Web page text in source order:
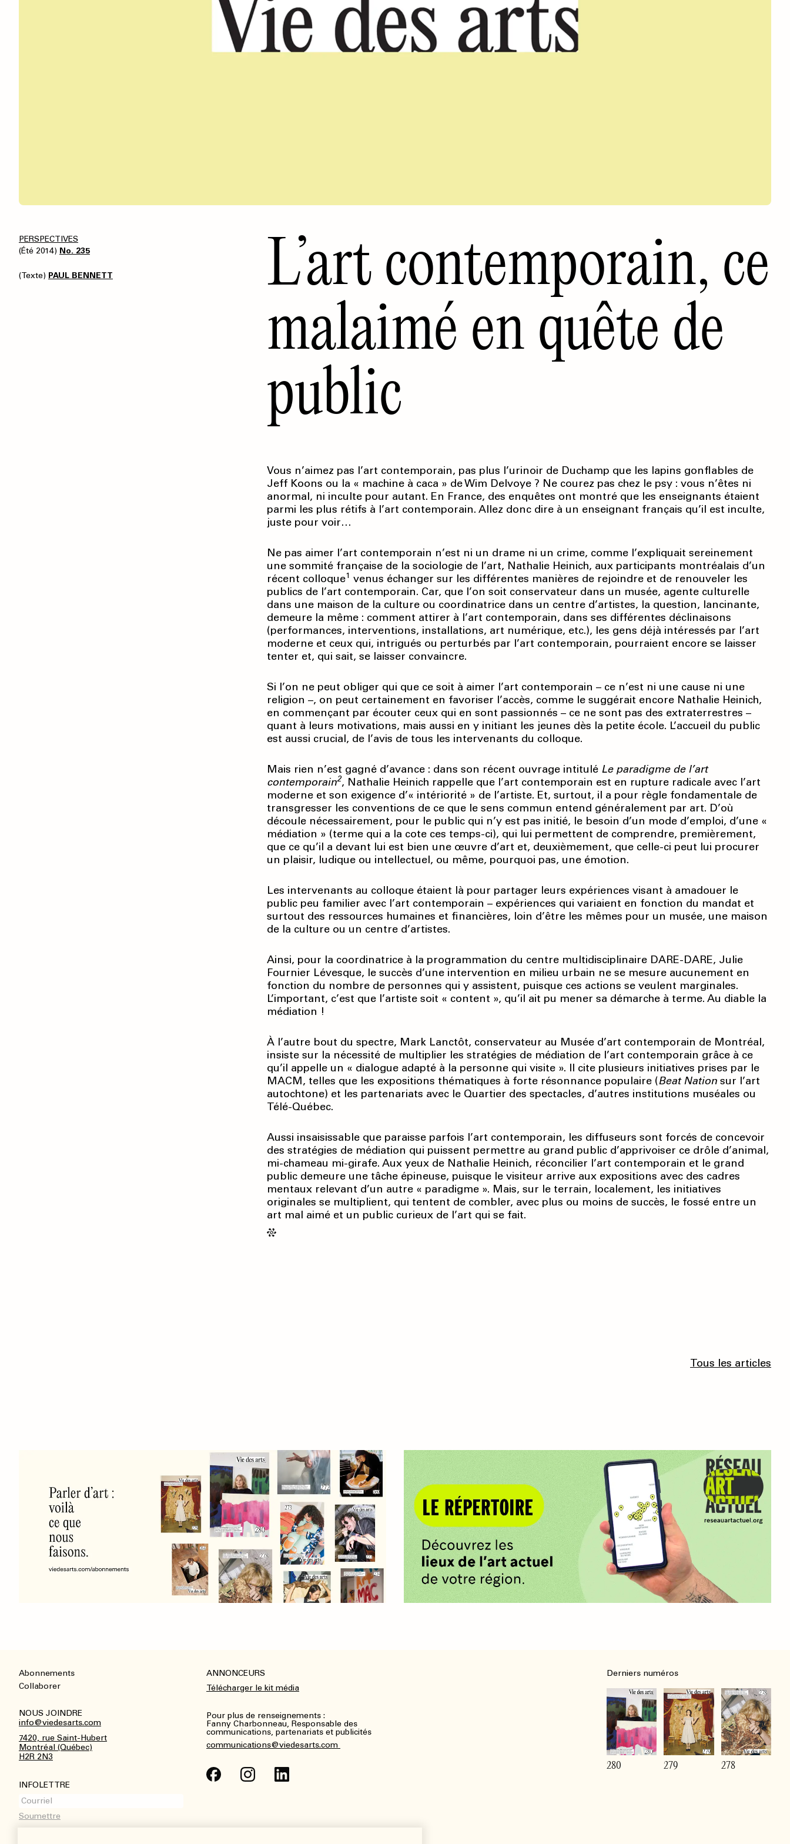
PERSPECTIVES
(Été 2014) No. 235
(Texte) PAUL BENNETT
L’art contemporain, ce
malaimé en quête de
public
Vous n’aimez pas l’art contemporain, pas plus l’urinoir de Duchamp que les lapins gonflables de
Jeff Koons ou la « machine à caca » de Wim Delvoye ? Ne courez pas chez le psy : vous n’êtes ni
anormal, ni inculte pour autant. En France, des enquêtes ont montré que les enseignants étaient
parmi les plus rétifs à l’art contemporain. Allez donc dire à un enseignant français qu’il est inculte,
juste pour voir…
Ne pas aimer l’art contemporain n’est ni un drame ni un crime, comme l’expliquait serei­nement
une sommité française de la sociologie de l’art, Nathalie Heinich, aux participants montréalais d’un
récent colloque1 venus échanger sur les différentes manières de rejoindre et de renouveler les
publics de l’art contemporain. Car, que l’on soit conservateur dans un musée, agente culturelle
dans une maison de la culture ou coordinatrice dans un centre d’artistes, la question, lancinante,
demeure la même : comment attirer à l’art contemporain, dans ses différentes déclinaisons
(performances, interventions, installations, art numérique, etc.), les gens déjà intéressés par l’art
moderne et ceux qui, intrigués ou perturbés par l’art contemporain, pourraient encore se laisser
tenter et, qui sait, se laisser convaincre.
Si l’on ne peut obliger qui que ce soit à aimer l’art contemporain – ce n’est ni une cause ni une
religion –, on peut certainement en favoriser l’accès, comme le suggérait encore Nathalie Heinich,
en commençant par écouter ceux qui en sont passionnés – ce ne sont pas des extra­terrestres –
quant à leurs motivations, mais aussi en y initiant les jeunes dès la petite école. L’accueil du public
est aussi crucial, de l’avis de tous les intervenants du colloque.
Mais rien n’est gagné d’avance : dans son récent ouvrage intitulé Le paradigme de l’art
contemporain2, Nathalie Heinich rappelle que l’art contemporain est en rupture radicale avec l’art
moderne et son exigence d’« intériorité » de l’artiste. Et, surtout, il a pour règle fondamentale de
transgresser les conventions de ce que le sens commun entend généralement par art. D’où
découle nécessairement, pour le public qui n’y est pas initié, le besoin d’un mode d’emploi, d’une «
médiation » (terme qui a la cote ces temps-ci), qui lui permettent de comprendre, premièrement,
que ce qu’il a devant lui est bien une œuvre d’art et, deuxièmement, que celle-ci peut lui procurer
un plaisir, ludique ou intellectuel, ou même, pourquoi pas, une émotion.
Les intervenants au colloque étaient là pour partager leurs expériences visant à amadouer le
public peu familier avec l’art contemporain – expériences qui variaient en fonction du mandat et
surtout des ressources humaines et financières, loin d’être les mêmes pour un musée, une maison
de la culture ou un centre d’artistes.
Ainsi, pour la coordinatrice à la program­mation du centre multidisciplinaire DARE-DARE, Julie
Fournier Lévesque, le succès d’une intervention en milieu urbain ne se mesure aucunement en
fonction du nombre de personnes qui y assistent, puisque ces actions se veulent marginales.
L’important, c’est que l’artiste soit « content », qu’il ait pu mener sa démarche à terme. Au diable la
médiation !
À l’autre bout du spectre, Mark Lanctôt, conservateur au Musée d’art contemporain de Montréal,
insiste sur la nécessité de multiplier les stratégies de médiation de l’art contemporain grâce à ce
qu’il appelle un « dialogue adapté à la personne qui visite ». Il cite plusieurs initiatives prises par le
MACM, telles que les expositions thématiques à forte résonnance populaire (BeatNation sur l’art
autochtone) et les partenariats avec le Quartier des spectacles, d’autres institutions muséales ou
Télé-Québec.
Aussi insaisissable que paraisse parfois l’art contemporain, les diffuseurs sont forcés de concevoir
des stratégies de médiation qui puissent permettre au grand public d’apprivoiser ce drôle d’animal,
mi-chameau mi-girafe. Aux yeux de Nathalie Heinich, réconcilier l’art contemporain et le grand
public demeure une tâche épineuse, puisque le visiteur arrive aux expositions avec des cadres
mentaux relevant d’un autre « paradigme ». Mais, sur le terrain, localement, les initiatives
originales se multiplient, qui tentent de combler, avec plus ou moins de succès, le fossé entre un
art mal aimé et un public curieux de l’art qui se fait.
Tous les articles
Abonnements
Collaborer
NOUS JOINDRE
info@viedesarts.com
7420, rue Saint-Hubert
Montréal (Québec)
H2R 2N3
INFOLETTRE
ANNONCEURS
Télécharger le kit média
Pour plus de renseignements :
Fanny Charbonneau, Responsable des
communications, partenariats et publicités
communications@viedesarts.com
Derniers numéros
280 279 278